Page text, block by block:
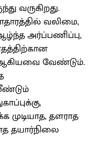
வருகிறது.
வலிமை,
அர்ப்பணிப்பு,
வேண்டும்.
தளராத
தயார்நிலை